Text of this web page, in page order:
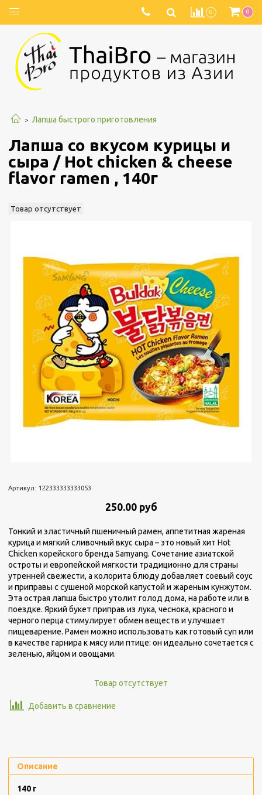
0 0
Лапша быстрого приготовления
Лапша со вкусом курицы и
сыра / Hot chicken & cheese
flavor ramen , 140г
Товар отсутствует
Артикул: 122333333333053
250.00 руб
Тонкий и эластичный пшеничный рамен, аппетитная жареная
курица и мягкий сливочный вкус сыра – это новый хит Hot
Chicken корейского бренда Samyang. Сочетание азиатской
остроты и европейской мягкости традиционно для страны
утренней свежести, а колорита блюду добавляет соевый соус
и приправы с сушеной морской капустой и жареным кунжутом.
Эта острая лапша быстро утолит голод дома, на работе или в
поездке. Яркий букет приправ из лука, чеснока, красного и
черного перца стимулирует обмен веществ и улучшает
пищеварение. Рамен можно использовать как готовый суп или
в качестве гарнира к мясу или птице: он идеально сочетается с
зеленью, яйцом и овощами.
Товар отсутствует
Добавить в сравнение
Описание
140 г